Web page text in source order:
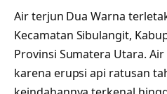
Air terjun Dua Warna
Kecamatan Sibulangit,
Provinsi Sumatera Utara.
karena erupsi api ratusan